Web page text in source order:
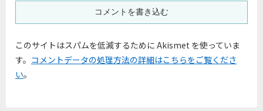
コメントを書き込む
このサイトはスパムを低減するために Akismet を使っていま
す。 コメントデータの処理方法の詳細はこちらをご覧くださ
い。